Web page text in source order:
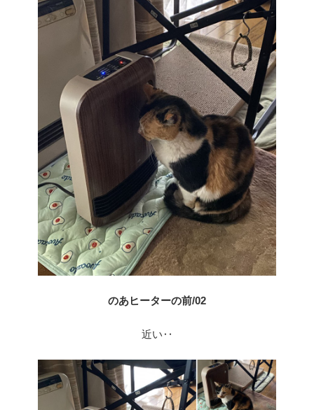
のあヒーターの前/02
近い‥